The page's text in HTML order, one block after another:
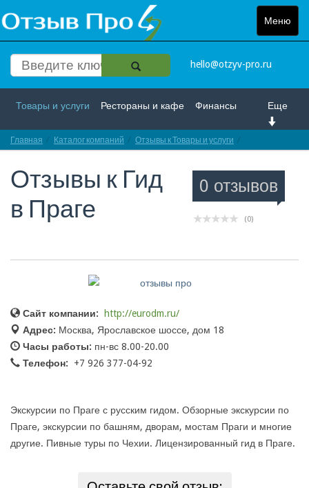
Меню
Toggle
hello@otzyv-pro.ru
Еще
Товары и услуги Рестораны и кафе Финансы
Красота и здоровье Спорт и развлечение
Интернет Путешествие и отдых
Недвижимость Работа
Главная Каталог компаний Отзывы к Товары и услуги
0 отзывов
(0)
Отзывы к Гид
в Праге
Сайт компании:
http://eurodm.ru/
Адрес: Москва, Ярославское шоссе, дом 18
Часы работы: пн-вс 8.00-20.00
Телефон:
+7 926 377-04-92
Экскурсии по Праге с русским гидом. Обзорные экскурсии по
Праге, экскурсии по башням, дворам, мостам Праги и многие
другие. Пивные туры по Чехии. Лицензированный гид в Праге.